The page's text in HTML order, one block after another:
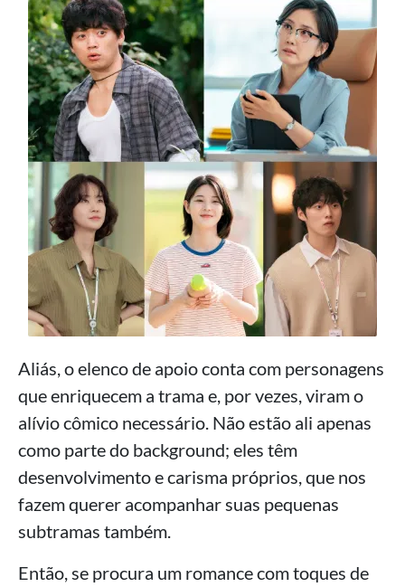
Aliás, o elenco de apoio conta com personagens
que enriquecem a trama e, por vezes, viram o
alívio cômico necessário. Não estão ali apenas
como parte do background; eles têm
desenvolvimento e carisma próprios, que nos
fazem querer acompanhar suas pequenas
subtramas também.
Então, se procura um romance com toques de